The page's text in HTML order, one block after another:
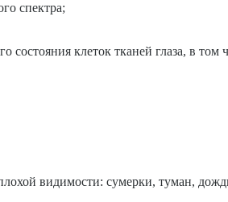
спектра;
клеток тканей глаза, в том
видимости: сумерки, туман,